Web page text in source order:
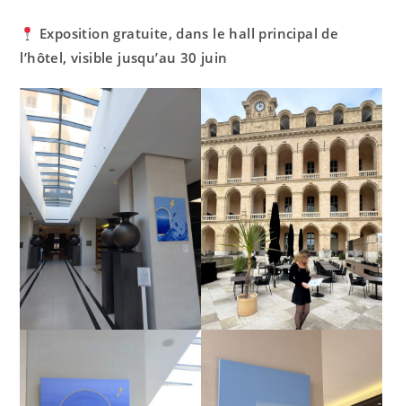
Exposition gratuite, dans le hall principal de
l’hôtel, visible jusqu’au 30 juin